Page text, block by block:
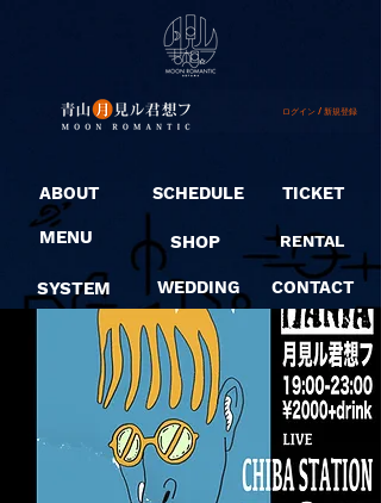
ログイン / 新規登録
ABOUT
MENU
SYSTEM
SCHEDULE
SHOP
WEDDING
TICKET
RENTAL
CONTACT